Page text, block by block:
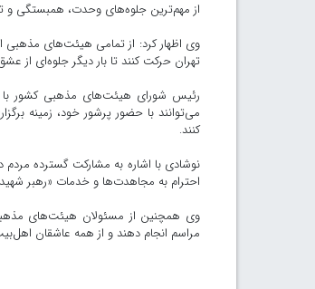
از مهم‌ترین جلوه‌های وحدت، همبستگی و
وی اظهار کرد: از تمامی هیئت‌های
تهران حرکت کنند تا بار دیگر جلوه‌ای از
رئیس شورای هیئت‌های مذهبی کشور با
می‌توانند با حضور پرشور خود، زمینه
کنند.
نوشادی با اشاره به مشارکت گسترده مردم
احترام به مجاهدت‌ها و خدمات «رهبر
وی همچنین از مسئولان هیئت‌های
مراسم انجام دهند و از همه عاشقان